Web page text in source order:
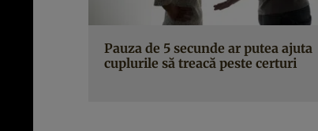
Pauza de 5 secunde ar putea ajuta
cuplurile să treacă peste certuri